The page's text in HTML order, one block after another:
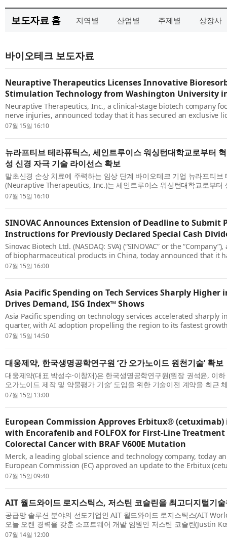
보도자료 홈 지역별 산업별 주제별 상장사
바이오테크 보도자료
Neuraptive Therapeutics Licenses Innovative
Stimulation Technology from Washington University
Neuraptive Therapeutics, Inc., a clinical-stage biotech company
nerve injuries, announced today that it has secured an exclusive
Washington University in St. Louis for a bioresorbable wireless
07월 15일 16:10
뉴라프티브 테라퓨틱스, 세인트루이스 워싱턴대학교로부터
성 신경 자극 기술 라이선스 확보
말초신경 손상 치료에 주력하는 임상 단계 바이오테크 기업 뉴라프티브
(Neuraptive Therapeutics, Inc.)는 세인트루이스 워싱턴대학교로부터
자극 장치에 대한 독점 라이선스를 확보했다고 발표했다. 워시유 메디
07월 15일 16:10
SINOVAC Announces Extension of Deadline to Submit
Instructions for Previously Declared Special Cash
Sinovac Biotech Ltd. (NASDAQ: SVA) (“SINOVAC” or the
of biopharmaceutical products in China, today announced that it
deadline for shareholders and nominee brokers to submit
07월 15일 16:00
Asia Pacific Spending on Tech Services Sharply Higher
Drives Demand, ISG Index™ Shows
Asia Pacific spending on technology services accelerated sharply
quarter, with AI adoption propelling the region to its fastest
years, according to the latest state-of-the-industry report from
07월 15일 14:50
대웅제약, 한국생명공학연구원 ‘간 오가노이드 원천기술’ 확보
대웅제약(대표 박성수·이창재)은 한국생명공학연구원(원장 권석윤, 이하
오가노이드 제작 및 약물평가 기술’ 도입을 위한 기술이전 계약을 최근
다. 간 오가노이드는 줄기세포 등을 배양해 사람의 간 기능을 재현한 미
07월 15일 13:00
European Commission Approves Erbitux®
with Encorafenib and FOLFOX for First-Line
Colorectal Cancer with BRAF V600E Mutation
Merck, a leading global science and technology company, today
European Commission (EC) approved an update to the Erbitux
June 26, 2026. Erbitux is now indicated in combination with
07월 15일 09:40
AIT 월드와이드 로지스틱스, 저스틴 코슬린을 최고디지털기
공급망 솔루션 분야의 선도기업인 AIT 월드와이드 로지스틱스(AIT
오늘 오랜 경력을 갖춘 소프트웨어 개발 임원인 저스틴 코슬린(Justin
기술책임자(Chief Digital and Technology Officer)로 영입했다고 발표
07월 14일 12:00